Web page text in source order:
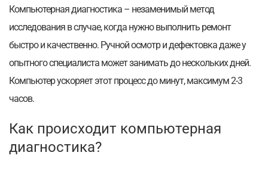
Компьютерная диагностика – незаменимый метод
исследования в случае, когда нужно выполнить ремонт
быстро и качественно. Ручной осмотр и дефектовка даже у
опытного специалиста может занимать до нескольких дней.
Компьютер ускоряет этот процесс до минут, максимум 2-3
часов.
Как происходит компьютерная
диагностика?